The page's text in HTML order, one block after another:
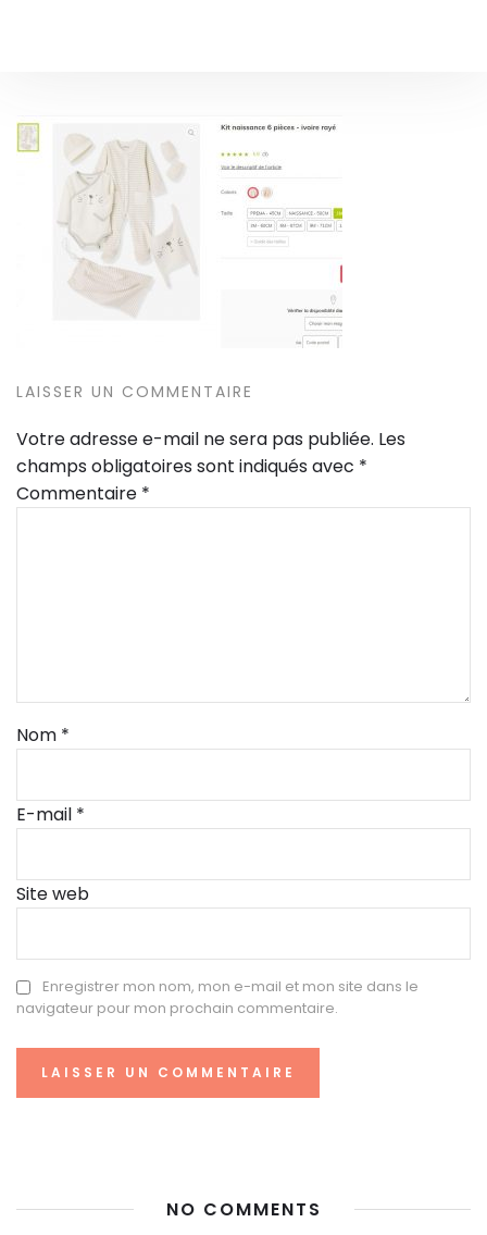
LAISSER UN COMMENTAIRE
Votre adresse e-mail ne sera pas publiée. Les
champs obligatoires sont indiqués avec *
Commentaire *
Nom *
E-mail *
Site web
Enregistrer mon nom, mon e-mail et mon site dans le
navigateur pour mon prochain commentaire.
NO COMMENTS